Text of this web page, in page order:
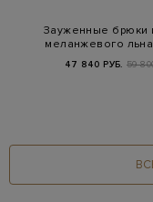
Зауженные брюки
меланжевого
47 840 РУБ. 59